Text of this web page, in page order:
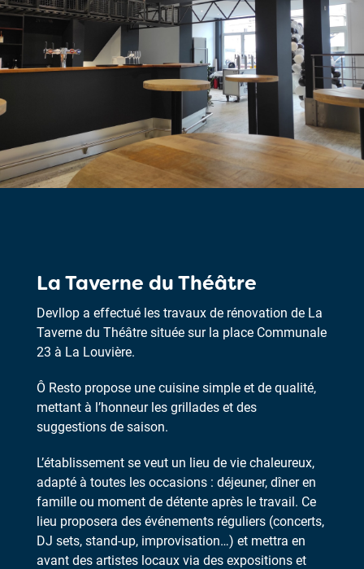
La Taverne du Théâtre
Devllop a effectué les travaux de rénovation de La
Taverne du Théâtre située sur la place Communale
23 à La Louvière.
Ô Resto propose une cuisine simple et de qualité,
mettant à l’honneur les grillades et des
suggestions de saison.
L’établissement se veut un lieu de vie chaleureux,
adapté à toutes les occasions : déjeuner, dîner en
famille ou moment de détente après le travail. Ce
lieu proposera des événements réguliers (concerts,
DJ sets, stand-up, improvisation…) et mettra en
avant des artistes locaux via des expositions et